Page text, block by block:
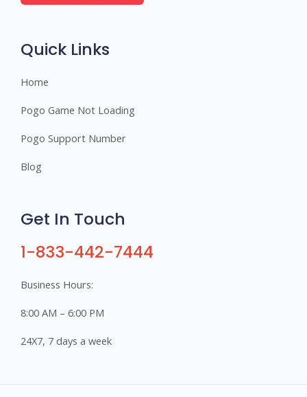
e
Quick Links
Home
Pogo Game Not Loading
Pogo Support Number
Blog
Get In Touch
1-833-442-7444
Business Hours:
8:00 AM – 6:00 PM
24X7, 7 days a week